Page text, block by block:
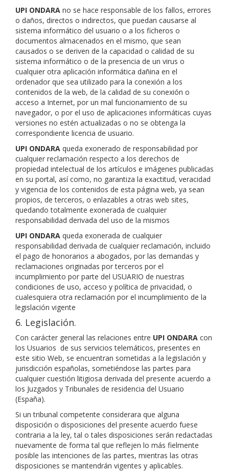
UPI ONDARA no se hace responsable de los fallos, errores
o daños, directos o indirectos, que puedan causarse al
sistema informático del usuario o a los ficheros o
documentos almacenados en el mismo, que sean
causados o se deriven de la capacidad o calidad de su
sistema informático o de la presencia de un virus o
cualquier otra aplicación informática dañina en el
ordenador que sea utilizado para la conexión a los
contenidos de la web, de la calidad de su conexión o
acceso a Internet, por un mal funcionamiento de su
navegador, o por el uso de aplicaciones informáticas cuyas
versiones no estén actualizadas o no se obtenga la
correspondiente licencia de usuario.
UPI ONDARA queda exonerado de responsabilidad por
cualquier reclamación respecto a los derechos de
propiedad intelectual de los artículos e imágenes publicadas
en su portal, así como, no garantiza la exactitud, veracidad
y vigencia de los contenidos de esta página web, ya sean
propios, de terceros, o enlazables a otras web sites,
quedando totalmente exonerada de cualquier
responsabilidad derivada del uso de la mismos
UPI ONDARA queda exonerada de cualquier
responsabilidad derivada de cualquier reclamación, incluido
el pago de honorarios a abogados, por las demandas y
reclamaciones originadas por terceros por el
incumplimiento por parte del USUARIO de nuestras
condiciones de uso, acceso y política de privacidad, o
cualesquiera otra reclamación por el incumplimiento de la
legislación vigente
6. Legislación.
Con carácter general las relaciones entre UPI ONDARA con
los Usuarios de sus servicios telemáticos, presentes en
este sitio Web, se encuentran sometidas a la legislación y
jurisdicción españolas, sometiéndose las partes para
cualquier cuestión litigiosa derivada del presente acuerdo a
los Juzgados y Tribunales de residencia del Usuario
(España).
Si un tribunal competente considerara que alguna
disposición o disposiciones del presente acuerdo fuese
contraria a la ley, tal o tales disposiciones serán redactadas
nuevamente de forma tal que reflejen lo más fielmente
posible las intenciones de las partes, mientras las otras
disposiciones se mantendrán vigentes y aplicables.